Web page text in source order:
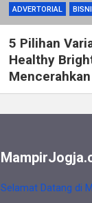
ADVERTORIAL
5 Pilihan
Healthy
Selamat Datang di